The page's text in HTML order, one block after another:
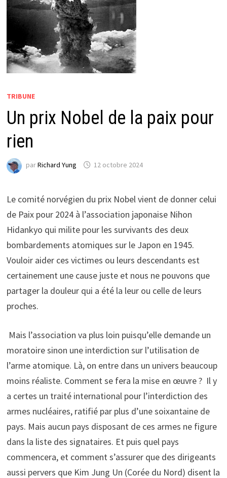
TRIBUNE
Un prix Nobel de la paix pour
rien
parRichard Yung 12 octobre 2024
Le comité norvégien du prix Nobel vient de donner celui
de Paix pour 2024 à l’association japonaise Nihon
Hidankyo qui milite pour les survivants des deux
bombardements atomiques sur le Japon en 1945.
Vouloir aider ces victimes ou leurs descendants est
certainement une cause juste et nous ne pouvons que
partager la douleur qui a été la leur ou celle de leurs
proches.
Mais l’association va plus loin puisqu’elle demande un
moratoire sinon une interdiction sur l’utilisation de
l’arme atomique. Là, on entre dans un univers beaucoup
moins réaliste. Comment se fera la mise en œuvre ? Il y
a certes un traité international pour l’interdiction des
armes nucléaires, ratifié par plus d’une soixantaine de
pays. Mais aucun pays disposant de ces armes ne figure
dans la liste des signataires. Et puis quel pays
commencera, et comment s’assurer que des dirigeants
aussi pervers que Kim Jung Un (Corée du Nord) disent la